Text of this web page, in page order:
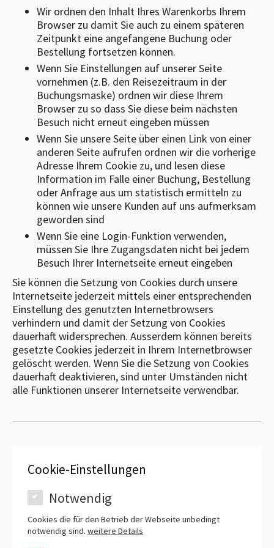
Wir ordnen den Inhalt Ihres Warenkorbs Ihrem
Browser zu damit Sie auch zu einem späteren
Zeitpunkt eine angefangene Buchung oder
Bestellung fortsetzen können.
Wenn Sie Einstellungen auf unserer Seite
vornehmen (z.B. den Reisezeitraum in der
Buchungsmaske) ordnen wir diese Ihrem
Browser zu so dass Sie diese beim nächsten
Besuch nicht erneut eingeben müssen
Wenn Sie unsere Seite über einen Link von einer
anderen Seite aufrufen ordnen wir die vorherige
Adresse Ihrem Cookie zu, und lesen diese
Information im Falle einer Buchung, Bestellung
oder Anfrage aus um statistisch ermitteln zu
können wie unsere Kunden auf uns aufmerksam
geworden sind
Wenn Sie eine Login-Funktion verwenden,
müssen Sie Ihre Zugangsdaten nicht bei jedem
Besuch Ihrer Internetseite erneut eingeben
Sie können die Setzung von Cookies durch unsere
Internetseite jederzeit mittels einer entsprechenden
Einstellung des genutzten Internetbrowsers
verhindern und damit der Setzung von Cookies
dauerhaft widersprechen. Ausserdem können bereits
gesetzte Cookies jederzeit in Ihrem Internetbrowser
gelöscht werden. Wenn Sie die Setzung von Cookies
dauerhaft deaktivieren, sind unter Umständen nicht
alle Funktionen unserer Internetseite verwendbar.
Cookie-Einstellungen
Notwendig
Cookies die für den Betrieb der Webseite unbedingt
notwendig sind. weitere Details